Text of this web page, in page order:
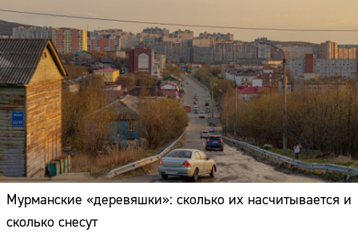
Мурманские «деревяшки»: сколько их насчитывается и
сколько снесут